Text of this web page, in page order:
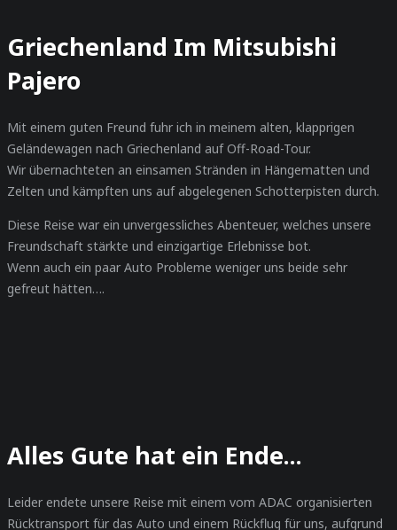
Griechenland Im Mitsubishi
Pajero
Mit einem guten Freund fuhr ich in meinem alten, klapprigen
Geländewagen nach Griechenland auf Off-Road-Tour.
Wir übernachteten an einsamen Stränden in Hängematten und
Zelten und kämpften uns auf abgelegenen Schotterpisten durch.
Diese Reise war ein unvergessliches Abenteuer, welches unsere
Freundschaft stärkte und einzigartige Erlebnisse bot.
Wenn auch ein paar Auto Probleme weniger uns beide sehr
gefreut hätten….
Alles Gute hat ein Ende...
Leider endete unsere Reise mit einem vom ADAC organisierten
Rücktransport für das Auto und einem Rückflug für uns, aufgrund